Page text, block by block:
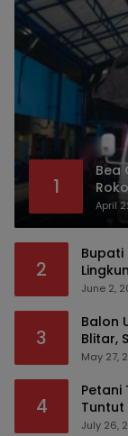
1
Bea
April
2
Bupati
Modus
June 2,
3
Balon
Blitar,
Serius
May 27,
4
Petani
Tuntut
July 26,